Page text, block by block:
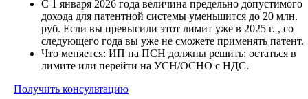
С 1 января 2026 года величина предельно допустимого
дохода для патентной системы уменьшится до 20 млн.
руб. Если вы превысили этот лимит уже в 2025 г. , со
следующего года вы уже не сможете применять патент.
Что меняется: ИП на ПСН должны решить: остаться в
лимите или перейти на УСН/ОСНО с НДС.
Получить консультацию